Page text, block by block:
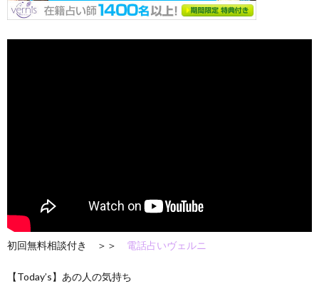
o
a
初回無料相談付き ＞＞ 電話占いヴェルニ
【Today’s】あの人の気持ち